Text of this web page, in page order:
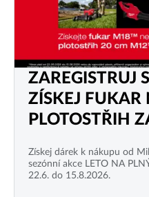
ZAREGISTRUJ
ZÍSKEJ FUKAR
PLOTOSTŘIH
Získej dárek k nákupu od
sezónní akce LETO NA
22.6. do 15.8.2026.